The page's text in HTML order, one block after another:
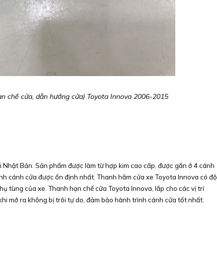
chế cửa, dẫn hướng cửa) Toyota Innova 2006-2015
Bản. Sản phẩm được làm từ hợp kim cao cấp, được gắn ở 4 cánh
cánh cửa được ổn định nhất. Thanh hãm cửa xe Toyota Innova có độ
tùng của xe. Thanh hạn chế cửa Toyota Innova, lắp cho các vị trí
mở ra không bị trôi tự do, đảm bảo hành trình cánh cửa tốt nhất.